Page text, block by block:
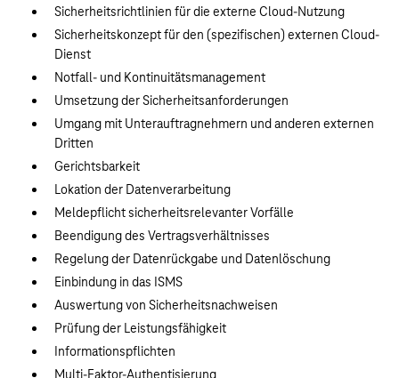
Sicherheitsrichtlinien für die externe Cloud-Nutzung
Sicherheitskonzept für den (spezifischen) externen Cloud-
Dienst
Notfall- und Kontinuitätsmanagement
Umsetzung der Sicherheitsanforderungen
Umgang mit Unterauftragnehmern und anderen externen
Dritten
Gerichtsbarkeit
Lokation der Datenverarbeitung
Meldepflicht sicherheitsrelevanter Vorfälle
Beendigung des Vertragsverhältnisses
Regelung der Datenrückgabe und Datenlöschung
Einbindung in das ISMS
Auswertung von Sicherheitsnachweisen
Prüfung der Leistungsfähigkeit
Informationspflichten
Multi-Faktor-Authentisierung